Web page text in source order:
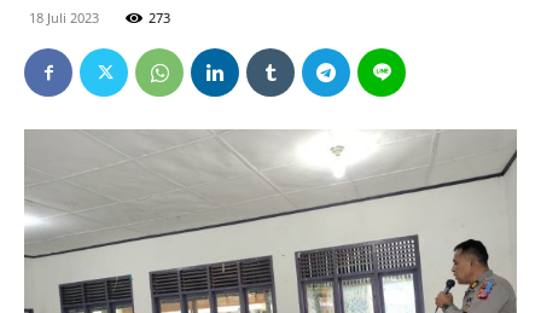
18 Juli 2023 273